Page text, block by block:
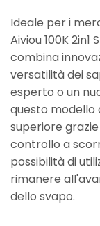
Ideale per i
Aiviou 100K
combina
versatilità dei
esperto o un
questo modello
superiore
controllo a
possibilità di
rimanere
dello svapo.